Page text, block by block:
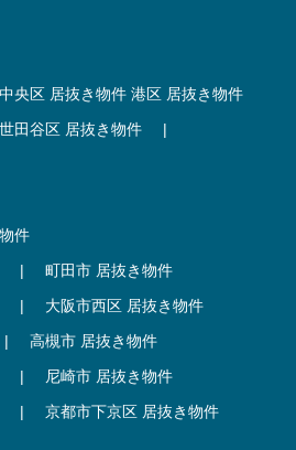
中央区 居抜き物件 港区 居抜き物件
世田谷区 居抜き物件
|
件
|
町田市 居抜き物件
|
大阪市西区 居抜き物件
|
高槻市 居抜き物件
|
尼崎市 居抜き物件
| 京都市下京区 居抜き物件